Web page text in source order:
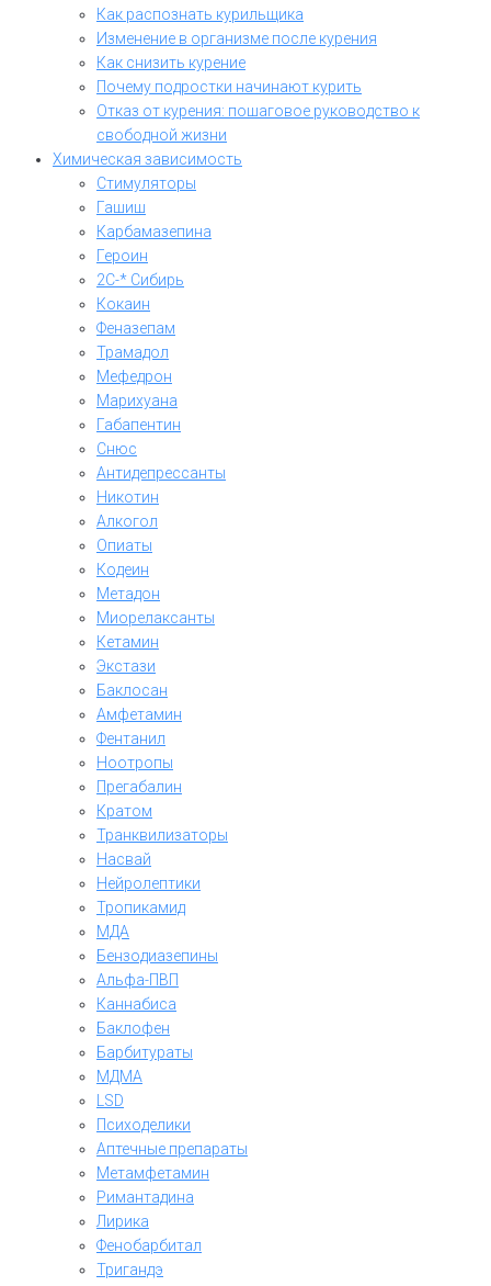
Как распознать курильщика
Изменение в организме после курения
Как снизить курение
Почему подростки начинают курить
Отказ от курения: пошаговое руководство к
свободной жизни
Химическая зависимость
Стимуляторы
Гашиш
Карбамазепина
Героин
2C-* Сибирь
Кокаин
Феназепам
Трамадол
Мефедрон
Марихуана
Габапентин
Снюс
Антидепрессанты
Никотин
Алкогол
Опиаты
Кодеин
Метадон
Миорелаксанты
Кетамин
Экстази
Баклосан
Амфетамин
Фентанил
Ноотропы
Прегабалин
Кратом
Транквилизаторы
Насвай
Нейролептики
Тропикамид
МДА
Бензодиазепины
Альфа-ПВП
Каннабиса
Баклофен
Барбитураты
МДМА
LSD
Психоделики
Аптечные препараты
Метамфетамин
Римантадина
Лирика
Фенобарбитал
Тригандэ